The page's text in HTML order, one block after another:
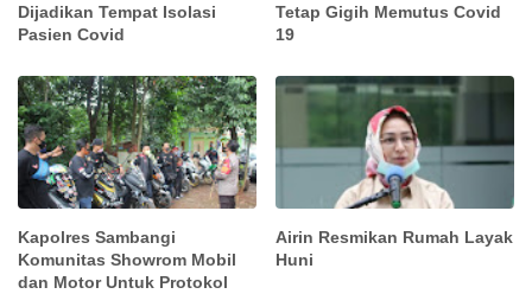
Dijadikan Tempat Isolasi
Pasien Covid
Tetap Gigih Memutus Covid
19
Kapolres Sambangi
Komunitas Showrom Mobil
dan Motor Untuk Protokol
Airin Resmikan Rumah Layak
Huni